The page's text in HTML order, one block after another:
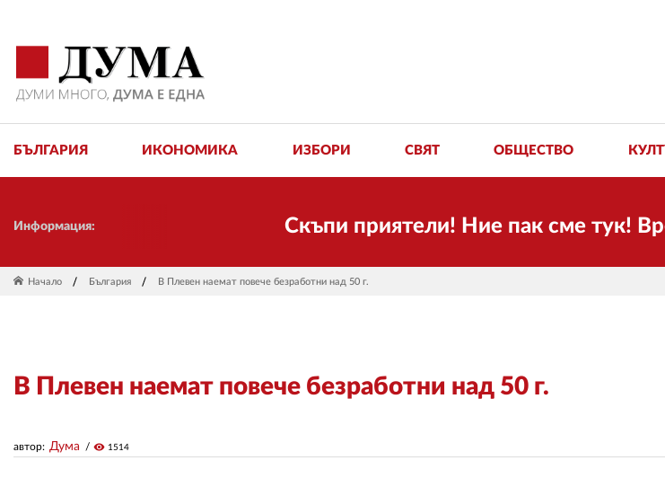
БЪЛГАРИЯ ИКОНОМИКА ИЗБОРИ СВЯТ ОБЩЕСТВО
Информация: Скъпи приятели! Ние пак сме тук!
Начало България В Плевен наемат повече безработни над 50 г.
В Плевен наемат повече безработни над 50 г.
автор: Дума visibility 1514